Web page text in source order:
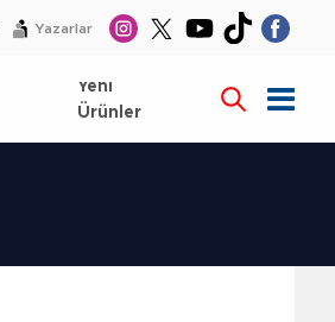
Yazarlar
Yeni
Ürünler